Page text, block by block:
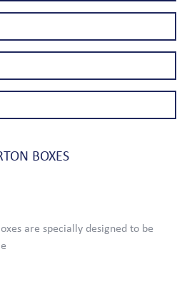
BOXES
are specially designed to be